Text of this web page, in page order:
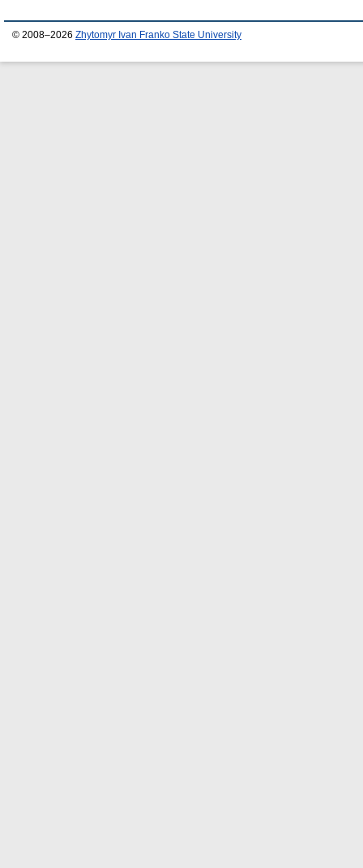
© 2008–2026 Zhytomyr Ivan Franko State University